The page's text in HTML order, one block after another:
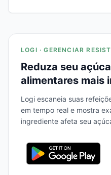
LOGI · GERENCIAR
Reduza seu
alimentares mais
Logi escaneia suas
em tempo real e mostra
ingrediente afeta seu